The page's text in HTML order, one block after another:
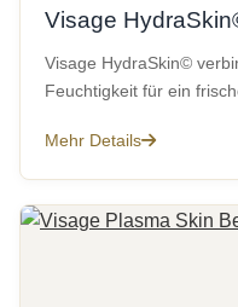
Visage
Visage HydraSkin©
Feuchtigkeit für ein
Mehr Details